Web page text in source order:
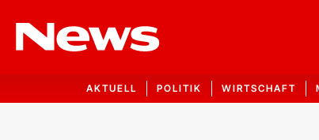
AKTUELL POLITIK WIRTSCHAFT